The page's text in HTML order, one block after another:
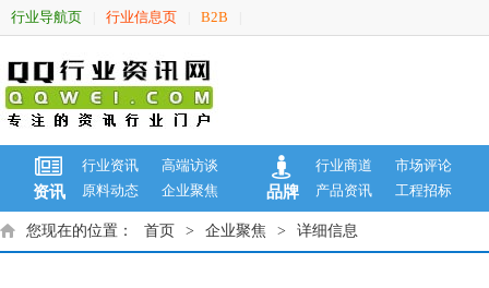
行业导航页 行业信息页 B2B
资讯
行业资讯
高端访谈
原料动态
企业聚焦 品牌
行业商道
市场评论
产品资讯
工程招标
您现在的位置： 首页 > 企业聚焦 > 详细信息